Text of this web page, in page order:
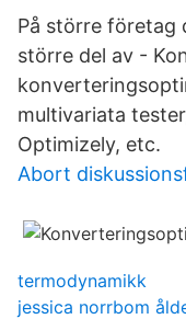
På större företag
större del av -
multivariata
Optimizely, etc.
Abort
termodynamikk
jessica norrbom